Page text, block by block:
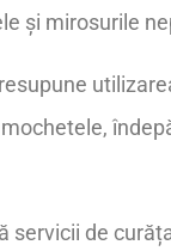
și mirosurile
servicii de